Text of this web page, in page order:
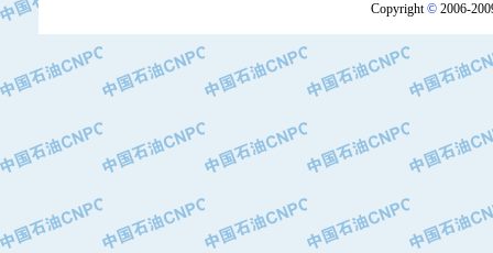
·河北保定天威集团特变电气有限公司
·中国石油抚顺石化公司
·托肯恒山科技（广州）有限公司
·中国石油兰州石油化工公司
·大庆油田有限责任公司
·中国石油辽河油田分公司
Copyright©2006-